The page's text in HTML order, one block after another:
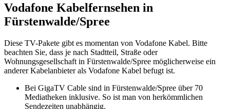
Vodafone Kabelfernsehen in
Fürstenwalde/Spree
Diese TV-Pakete gibt es momentan von Vodafone Kabel. Bitte
beachten Sie, dass je nach Stadtteil, Straße oder
Wohnungsgesellschaft in Fürstenwalde/Spree möglicherweise ein
anderer Kabelanbieter als Vodafone Kabel befugt ist.
Bei GigaTV Cable sind in Fürstenwalde/Spree über 70
Mediatheken inklusive. So ist man von herkömmlichen
Sendezeiten unabhängig.